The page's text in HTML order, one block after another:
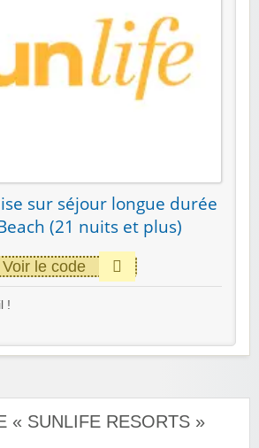
sur séjour longue durée
(21 nuits et plus)
Voir le code
!
« SUNLIFE RESORTS »